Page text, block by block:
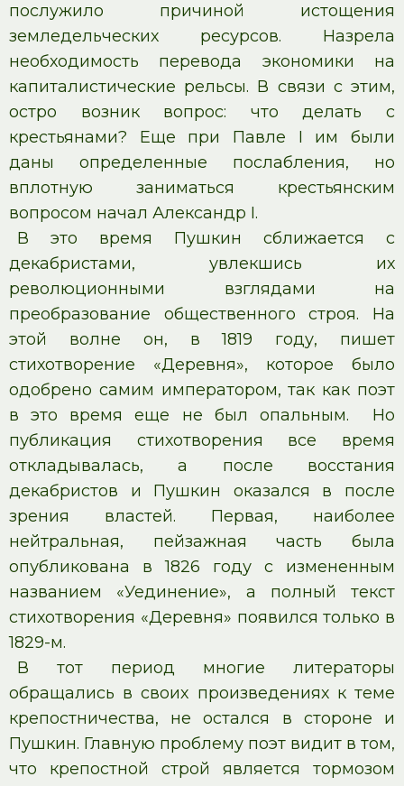
послужило причиной истощения
земледельческих ресурсов. Назрела
необходимость перевода экономики на
капиталистические рельсы. В связи с этим,
остро возник вопрос: что делать с
крестьянами? Еще при Павле I им были
даны определенные послабления, но
вплотную заниматься крестьянским
вопросом начал Александр I.
В это время Пушкин сближается с
декабристами, увлекшись их
революционными взглядами на
преобразование общественного строя. На
этой волне он, в 1819 году, пишет
стихотворение «Деревня», которое было
одобрено самим императором, так как поэт
в это время еще не был опальным. Но
публикация стихотворения все время
откладывалась, а после восстания
декабристов и Пушкин оказался в после
зрения властей. Первая, наиболее
нейтральная, пейзажная часть была
опубликована в 1826 году с измененным
названием «Уединение», а полный текст
стихотворения «Деревня» появился только в
1829-м.
В тот период многие литераторы
обращались в своих произведениях к теме
крепостничества, не остался в стороне и
Пушкин. Главную проблему поэт видит в том,
что крепостной строй является тормозом